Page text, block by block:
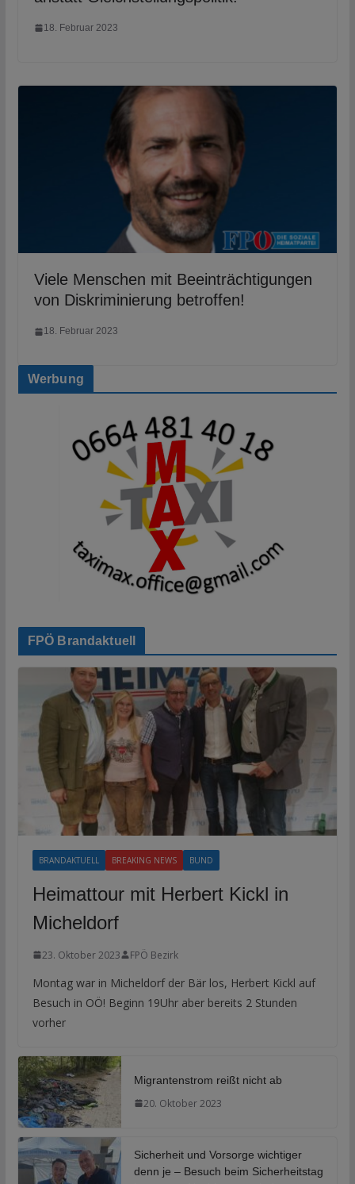
18. Februar 2023
Viele Menschen mit Beeinträchtigungen
von Diskriminierung betroffen!
18. Februar 2023
Werbung
FPÖ Brandaktuell
BRANDAKTUELL BREAKING NEWS BUND
Heimattour mit Herbert Kickl in
Micheldorf
23. Oktober 2023 FPÖ Bezirk
Montag war in Micheldorf der Bär los, Herbert Kickl auf
Besuch in OÖ! Beginn 19Uhr aber bereits 2 Stunden
vorher
Migrantenstrom reißt nicht ab
20. Oktober 2023
Sicherheit und Vorsorge wichtiger
denn je – Besuch beim Sicherheitstag